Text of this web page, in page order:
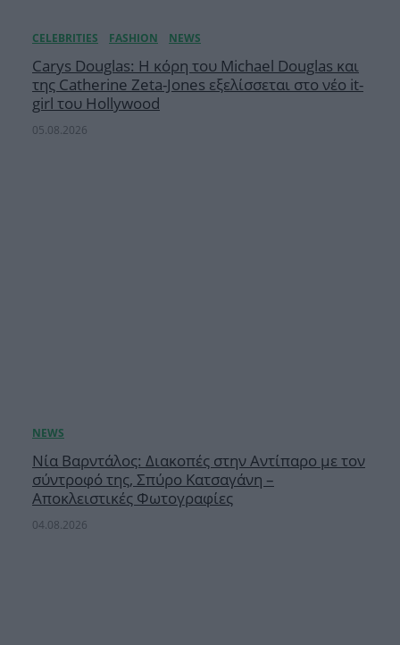
Carys Douglas: Η κόρη τoυ Michael Douglas και
της Catherine Zeta-Jones εξελίσσεται στο νέο it-
girl του Hollywood
05.08.2026
Νία Βαρντάλος: Διακοπές στην Αντίπαρο με τον
σύντροφό της, Σπύρο Κατσαγάνη –
Αποκλειστικές Φωτογραφίες
04.08.2026